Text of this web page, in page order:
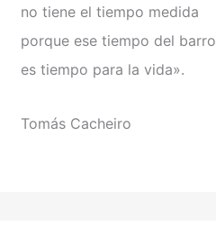
no tiene el tiempo medida
porque ese tiempo del barro
es tiempo para la vida».
Tomás Cacheiro